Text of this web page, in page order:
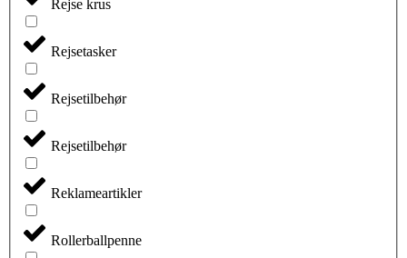
Rejse krus
Rejsetasker
Rejsetilbehør
Rejsetilbehør
Reklameartikler
Rollerballpenne